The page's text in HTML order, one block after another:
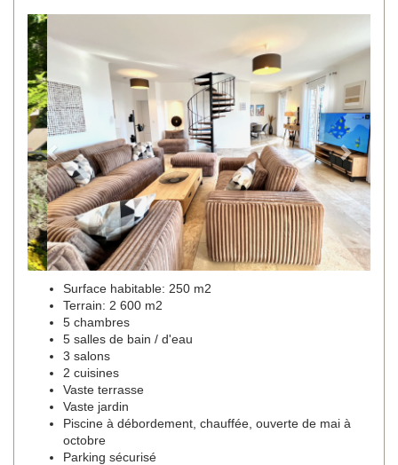
Next
Surface habitable: 250 m2
Terrain: 2 600 m2
5 chambres
5 salles de bain / d'eau
3 salons
2 cuisines
Vaste terrasse
Vaste jardin
Piscine à débordement, chauffée, ouverte de mai à
octobre
Parking sécurisé